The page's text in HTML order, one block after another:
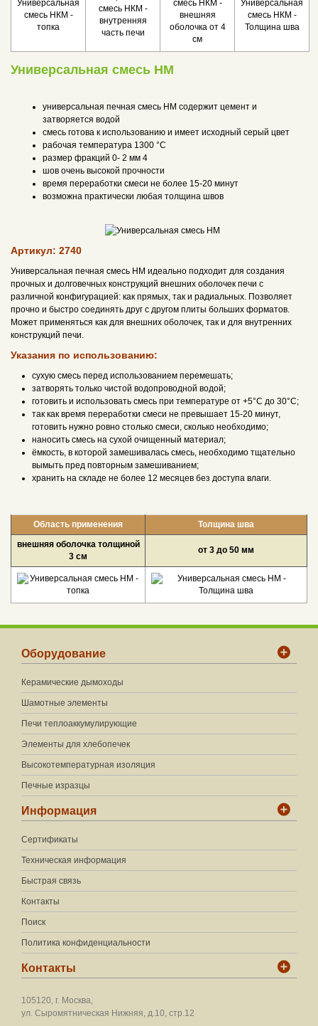
Универсальная смесь НМ
универсальная печная смесь НМ содержит цемент и
затворяется водой
смесь готова к использованию и имеет исходный серый цвет
рабочая температура 1300 °С
размер фракций 0- 2 мм 4
шов очень высокой прочности
время переработки смеси не более 15-20 минут
возможна практически любая толщина швов
Артикул: 2740
Универсальная печная смесь НМ идеально подходит для создания
прочных и долговечных конструкций внешних оболочек печи с
различной конфигурацией: как прямых, так и радиальных. Позволяет
прочно и быстро соединять друг с другом плиты больших форматов.
Может применяться как для внешних оболочек, так и для внутренних
конструкций печи.
Указания по использованию:
сухую смесь перед использованием перемешать;
затворять только чистой водопроводной водой;
готовить и использовать смесь при температуре от +5°С до 30°С;
так как время переработки смеси не превышает 15-20 минут,
готовить нужно ровно столько смеси, сколько необходимо;
наносить смесь на сухой очищенный материал;
ёмкость, в которой замешивалась смесь, необходимо тщательно
вымыть пред повторным замешиванием;
хранить на складе не более 12 месяцев без доступа влаги.
Область применения
Толщина шва
внешняя оболочка толщиной
3 см
от 3 до 50 мм
Оборудование
Керамические дымоходы
Шамотные элементы
Печи теплоаккумулирующие
Элементы для хлебопечек
Высокотемпературная изоляция
Печные изразцы
Информация
Сертификаты
Техническая информация
Быстрая связь
Контакты
Поиск
Политика конфиденциальности
Контакты
105120, г. Москва,
ул. Сыромятническая Нижняя, д.10, стр.12